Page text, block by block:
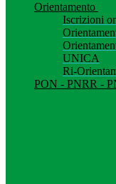
Orientamento
Iscrizioni
UNICA
Ri-
PON - PNRR -